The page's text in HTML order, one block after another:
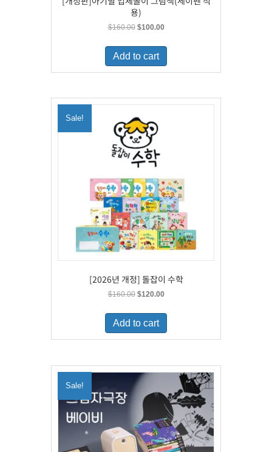
용)
$160.00 Original
was:
$160.00.
$100.00Current
is:
Add to cart
Sale!
[2026년 개정] 돌잡이 수학
$160.00 Original
was:
$160.00.
$120.00Current
is:
Add to cart
Sale!